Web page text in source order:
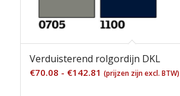
Verduisterend rolgordijn DKL
€70.08 - €142.81 Prijsklasse:
(prijzen zijn excl. BTW)